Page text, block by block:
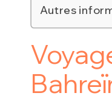
Autres